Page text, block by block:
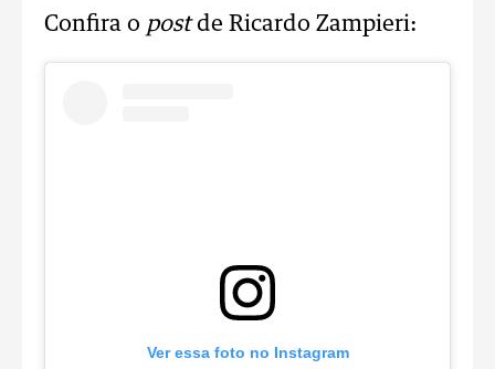
Confira o post de Ricardo Zampieri:
Ver essa foto no Instagram